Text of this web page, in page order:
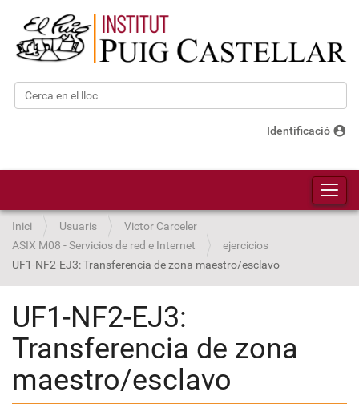
Cerca
Identificació account_circle
Inici Usuaris
Victor Carceler
ASIX M08 - Servicios de red e Internet
ejercicios
UF1-NF2-EJ3: Transferencia de zona maestro/esclavo
UF1-NF2-EJ3:
Transferencia de zona
maestro/esclavo